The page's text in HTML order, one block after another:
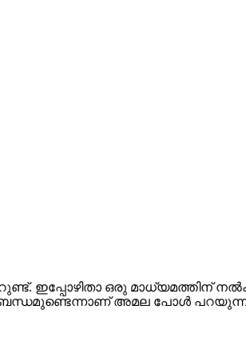
ഇപ്പോഴിതാ ഒരു മാധ്യമത്തിന്
ബന്ധമുണ്ടെന്നാണ് അമല പോള്‍